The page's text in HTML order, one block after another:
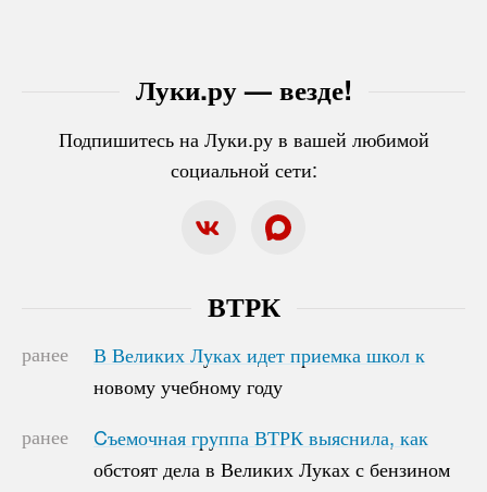
Луки.ру — везде!
Подпишитесь на Луки.ру в вашей любимой
социальной сети:
ВТРК
ранее
В Великих Луках идет приемка школ к
новому учебному году
В Великих Луках идет приемка школ к
новому учебному году
ранее
Cъемочная группа ВТРК выяснила, как
обстоят дела в Великих Луках с бензином
Cъемочная группа ВТРК выяснила, как
обстоят дела в Великих Луках с бензином